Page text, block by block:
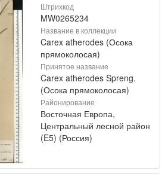
Штрихкод
MW0265234
Название в коллекции
Carex atherodes (Осока
прямоколосая)
Принятое название
Carex atherodes Spreng.
(Осока прямоколосая)
Районирование
Восточная Европа,
Центральный лесной район
(E5) (Россия)